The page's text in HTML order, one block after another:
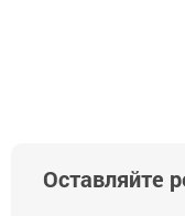
Оставляйте